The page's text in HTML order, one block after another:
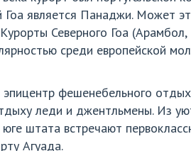
Гоа является Панаджи. Может
Северного Гоа
среди европейской
фешенебельного
леди и джентльмены. Из
штата встречают
Агуада.